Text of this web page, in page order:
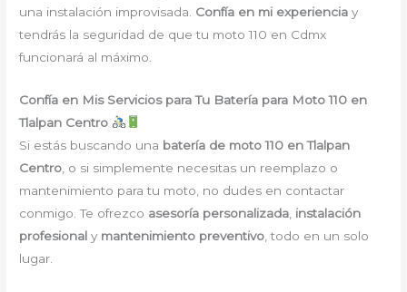
una instalación improvisada. Confía en mi experiencia y
tendrás la seguridad de que tu moto 110 en Cdmx
funcionará al máximo.
Confía en Mis Servicios para Tu Batería para Moto 110 en
Tlalpan Centro
Si estás buscando una batería de moto 110 en Tlalpan
Centro , o si simplemente necesitas un reemplazo o
mantenimiento para tu moto, no dudes en contactar
conmigo. Te ofrezco asesoría personalizada instalación
profesional y mantenimiento preventivo , todo en un solo
lugar.